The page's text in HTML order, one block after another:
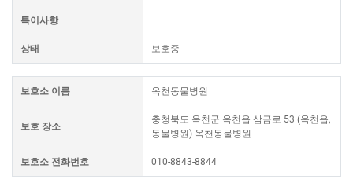
특이사항
상태 보호중
보호소 이름 옥천동물병원
보호 장소
충청북도 옥천군 옥천읍 삼금로 53 (옥천읍,
동물병원) 옥천동물병원
보호소 전화번호 010-8843-8844